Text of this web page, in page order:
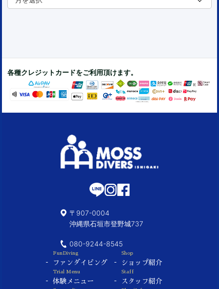
各種クレジットカードをご利用頂けます。
〒907-0004
沖縄県石垣市登野城737
080-9244-8545
FunDiving
ファンダイビング
Trial Menu
体験メニュー
Shop
ショップ紹介
Staff
スタッフ紹介